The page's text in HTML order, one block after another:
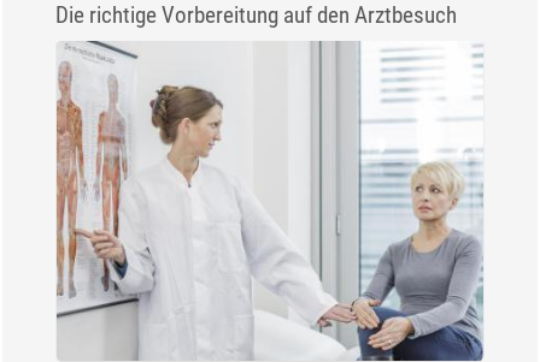
Die richtige Vorbereitung auf den Arztbesuch